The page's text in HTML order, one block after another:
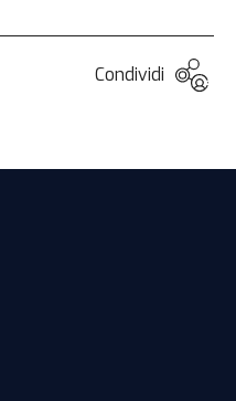
Condividi